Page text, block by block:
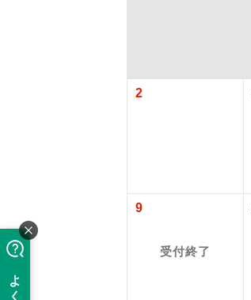
2
9
受付終了